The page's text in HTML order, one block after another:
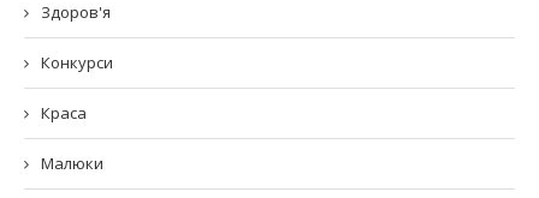
Здоров'я
Конкурси
Краса
Малюки